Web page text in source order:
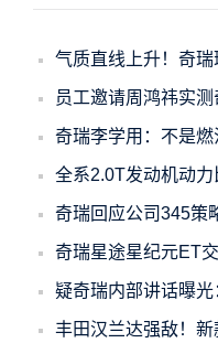
气质直线上升！奇
员工邀请周鸿祎实
奇瑞李学用：不是
全系2.0T发动机动
奇瑞回应公司345策
奇瑞星途星纪元ET
疑奇瑞内部讲话曝
丰田汉兰达强敌！